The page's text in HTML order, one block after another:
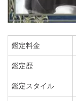
鑑定料金
鑑定歴
鑑定スタイル